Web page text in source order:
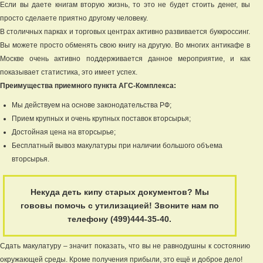
Если вы даете книгам вторую жизнь, то это не будет стоить денег, вы
просто сделаете приятно другому человеку.
В столичных парках и торговых центрах активно развивается буккроссинг.
Вы можете просто обменять свою книгу на другую. Во многих антикафе в
Москве очень активно поддерживается данное мероприятие, и как
показывает статистика, это имеет успех.
Преимущества приемного пункта АГС-Комплекса:
Мы действуем на основе законодательства РФ;
Прием крупных и очень крупных поставок вторсырья;
Достойная цена на вторсырье;
Бесплатный вывоз макулатуры при наличии большого объема
вторсырья.
Некуда деть кипу старых документов? Мы
гововы помочь с утилизацией! Звоните нам по
телефону (499)444-35-40.
Сдать макулатуру – значит показать, что вы не равнодушны к состоянию
окружающей среды. Кроме получения прибыли, это ещё и доброе дело!